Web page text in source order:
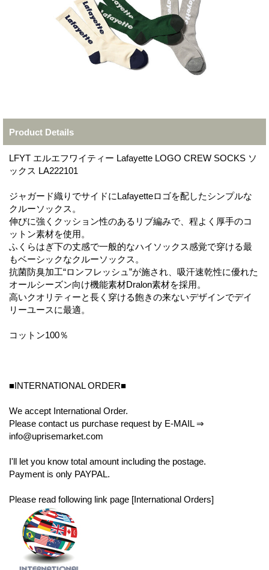
Product Details
LFYT エルエフワイティー Lafayette LOGO CREW SOCKS ソ
ックス LA222101
ジャガード織りでサイドにLafayetteロゴを配したシンプルな
クルーソックス。
伸びに強くクッション性のあるリブ編みで、程よく厚手のコ
ットン素材を使用。
ふくらはぎ下の丈感で一般的なハイソックス感覚で穿ける最
もベーシックなクルーソックス。
抗菌防臭加工“ロンフレッシュ”が施され、吸汗速乾性に優れた
オールシーズン向け機能素材Dralon素材を採用。
高いクオリティーと長く穿ける飽きの来ないデザインでデイ
リーユースに最適。
コットン100％
■INTERNATIONAL ORDER■
We accept International Order.
Please contact us purchase request by E-MAIL ⇒
info@uprisemarket.com
I'll let you know total amount including the postage.
Payment is only PAYPAL.
Please read following link page [International Orders]